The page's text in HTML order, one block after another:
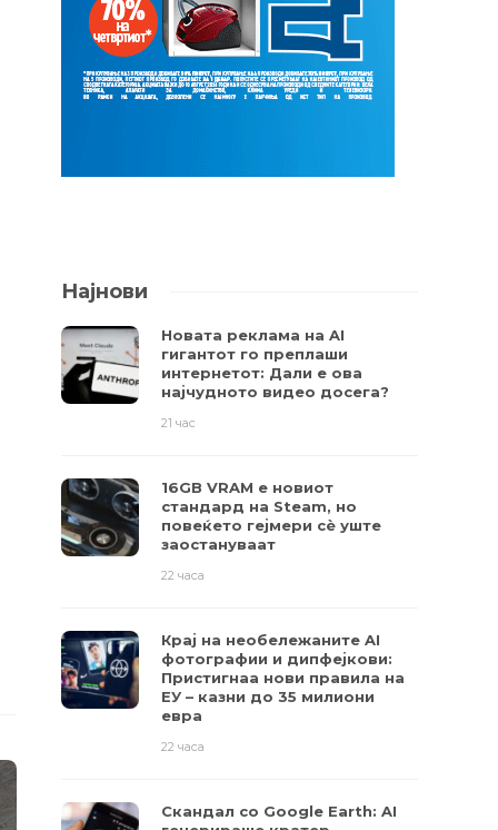
Најнови
Новата реклама на AI
гигантот го преплаши
интернетот: Дали е ова
најчудното видео досега?
21 час
16GB VRAM е новиот
стандард на Steam, но
повеќето гејмери ​​сè уште
заостануваат
22 часа
Крај на необележаните AI
фотографии и дипфејкови:
Пристигнаа нови правила на
ЕУ – казни до 35 милиони
евра
22 часа
Скандал со Google Earth: AI